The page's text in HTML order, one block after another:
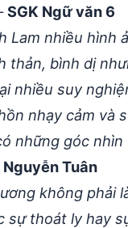
SGK Ngữ văn 6
Lam nhiều hình
thản, bình dị
nhiều suy
nhạy cảm và
những góc
Nguyễn Tuân
không phải
sự thoát ly hay